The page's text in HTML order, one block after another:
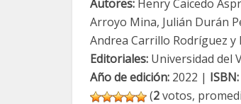
Autores: Henry Caicedo
Arroyo Mina, Julián Durán
Andrea Carrillo Rodríguez
Editoriales: Universidad del
Año de edición: 2022 | ISBN:
(2votos,